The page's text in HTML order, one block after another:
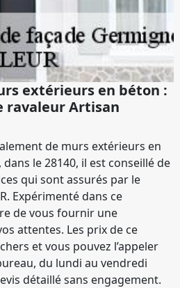
extérieurs en béton :
Artisan
de murs extérieurs en
le 28140, il est conseillé de
qui sont assurés par le
Expérimenté dans ce
de vous fournir une
attentes. Les prix de ce
et vous pouvez l’appeler
du lundi au vendredi
détaillé sans engagement.